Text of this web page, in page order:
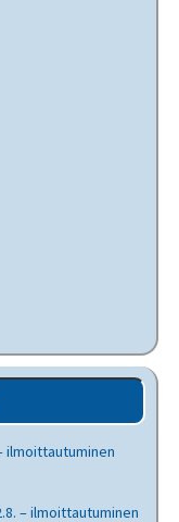
ilmoittautuminen
– ilmoittautuminen